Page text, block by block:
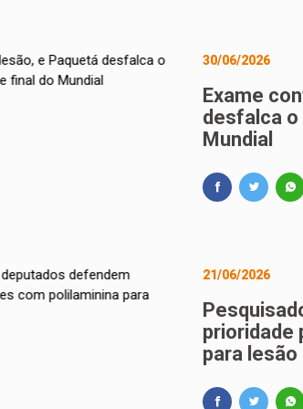
30/06/2026
Exame
desfalca o
Mundial
21/06/2026
prioridade
para